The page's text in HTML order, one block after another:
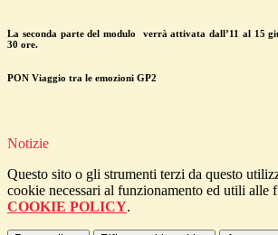
La seconda parte del modulo
verrà attivata dall’11 al 15
30 ore.
PON Viaggio tra le emozioni GP2
Notizie
Questo sito o gli strumenti terzi da questo
cookie necessari al funzionamento ed utili alle
COOKIE POLICY.